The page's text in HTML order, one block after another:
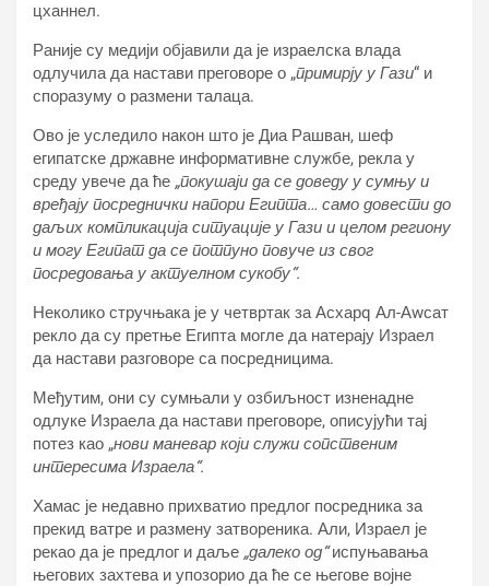
цханнел.
Раније су медији објавили да је израелска влада
одлучила да настави преговоре о „примирју у Гази“ и
споразуму о размени талаца.
Ово је уследило након што је Диа Рашван, шеф
египатске државне информативне службе, рекла у
среду увече да ће „покушаји да се доведу у сумњу и
вређају посреднички напори Египта… само довести до
даљих компликација ситуације у Гази и целом региону
и могу Египат да се потпуно повуче из свог
посредовања у актуелном сукобу“.
Неколико стручњака је у четвртак за Асхарq Ал-Аwсат
рекло да су претње Египта могле да натерају Израел
да настави разговоре са посредницима.
Међутим, они су сумњали у озбиљност изненадне
одлуке Израела да настави преговоре, описујући тај
потез као „нови маневар који служи сопственим
интересима Израела“.
Хамас је недавно прихватио предлог посредника за
прекид ватре и размену затвореника. Али, Израел је
рекао да је предлог и даље „далеко од“испуњавања
његових захтева и упозорио да ће се његове војне